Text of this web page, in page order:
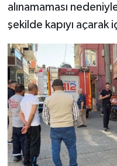
alınamaması
şekilde kapıyı açarak
Teknoloji
Siyaset Haberleri
Dünya Haberleri
Yerel Haberler
Haber Arşivi